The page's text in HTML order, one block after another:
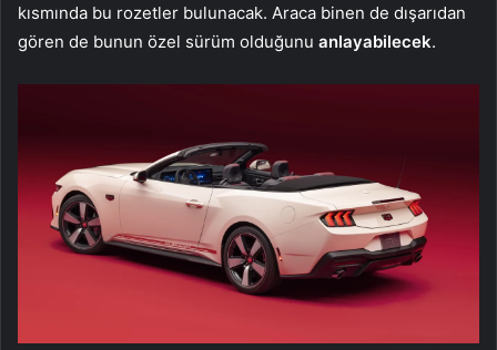
kısmında bu rozetler bulunacak. Araca binen de dışarıdan
gören de bunun özel sürüm olduğunu anlayabilecek.